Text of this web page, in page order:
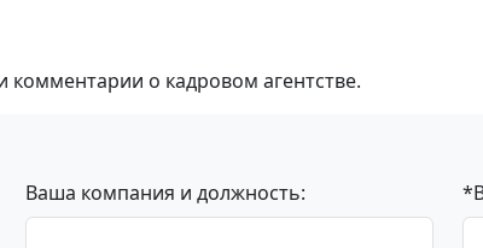
комментарии о кадровом агентстве.
Ваша компания и должность: